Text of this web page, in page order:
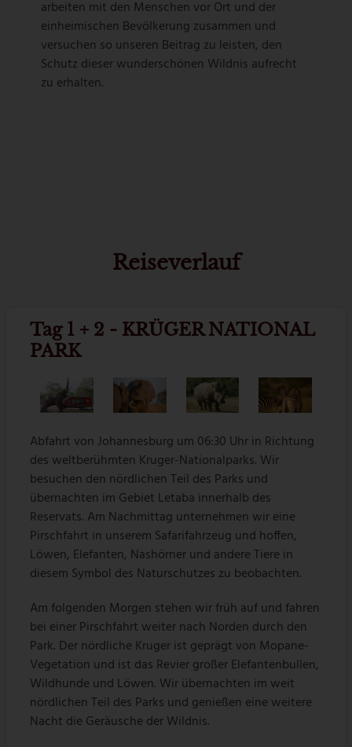
arbeiten mit den Menschen vor Ort und der
einheimischen Bevölkerung zusammen und
versuchen so unseren Beitrag zu leisten, den
Schutz dieser wunderschönen Wildnis aufrecht
zu erhalten.
Reiseverlauf
Tag 1 + 2 - KRÜGER NATIONAL
PARK
Abfahrt von Johannesburg um 06:30 Uhr in Richtung
des weltberühmten Kruger-Nationalparks. Wir
besuchen den nördlichen Teil des Parks und
übernachten im Gebiet Letaba innerhalb des
Reservats. Am Nachmittag unternehmen wir eine
Pirschfahrt in unserem Safarifahrzeug und hoffen,
Löwen, Elefanten, Nashörner und andere Tiere in
diesem Symbol des Naturschutzes zu beobachten.
Am folgenden Morgen stehen wir früh auf und fahren
bei einer Pirschfahrt weiter nach Norden durch den
Park. Der nördliche Kruger ist geprägt von Mopane-
Vegetation und ist das Revier großer Elefantenbullen,
Wildhunde und Löwen. Wir übernachten im weit
nördlichen Teil des Parks und genießen eine weitere
Nacht die Geräusche der Wildnis.